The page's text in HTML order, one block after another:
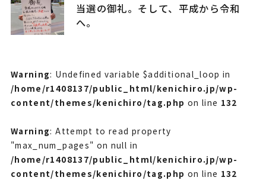
当選の御礼。そして、平成から令和
へ。
Warning: Undefined variable $additional_loop in
/home/r1408137/public_html/kenichiro.jp/wp-
content/themes/kenichiro/tag.php on line 132
Warning: Attempt to read property
"max_num_pages" on null in
/home/r1408137/public_html/kenichiro.jp/wp-
content/themes/kenichiro/tag.php on line 132